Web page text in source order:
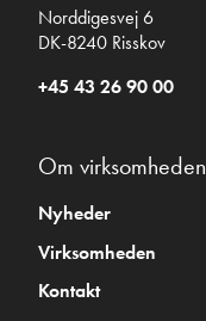
Norddigesvej 6
DK-8240 Risskov
+45 43 26 90 00
Om virksomheden
Nyheder
Virksomheden
Kontakt